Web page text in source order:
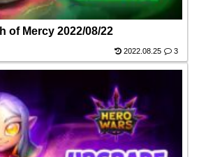
of Mercy 2022/08/22
2022.08.25 3